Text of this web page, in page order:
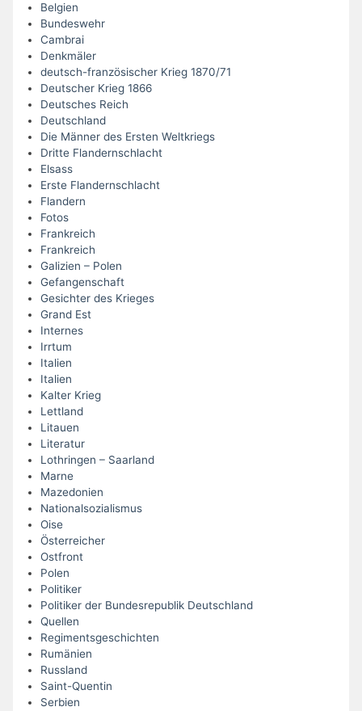
Belgien
Bundeswehr
Cambrai
Denkmäler
deutsch-französischer Krieg 1870/71
Deutscher Krieg 1866
Deutsches Reich
Deutschland
Die Männer des Ersten Weltkriegs
Dritte Flandernschlacht
Elsass
Erste Flandernschlacht
Flandern
Fotos
Frankreich
Frankreich
Galizien – Polen
Gefangenschaft
Gesichter des Krieges
Grand Est
Internes
Irrtum
Italien
Italien
Kalter Krieg
Lettland
Litauen
Literatur
Lothringen – Saarland
Marne
Mazedonien
Nationalsozialismus
Oise
Österreicher
Ostfront
Polen
Politiker
Politiker der Bundesrepublik Deutschland
Quellen
Regimentsgeschichten
Rumänien
Russland
Saint-Quentin
Serbien